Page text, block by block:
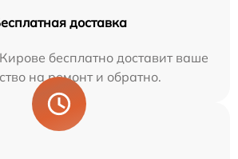
доставка
бесплатно доставит ваше
на ремонт и обратно.